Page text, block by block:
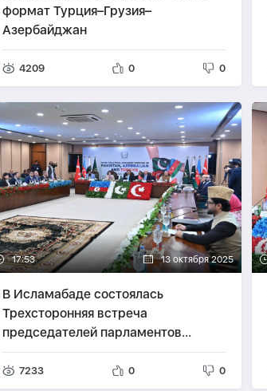
формат Турция–Грузия–
Азербайджан
4209 0 0
17:53 13 октября 2025
В Исламабаде состоялась
Трехсторонняя встреча
председателей парламентов
Азербайджана, Пакистана и
Турции-
ОБНОВЛЕНО
7233 0 0